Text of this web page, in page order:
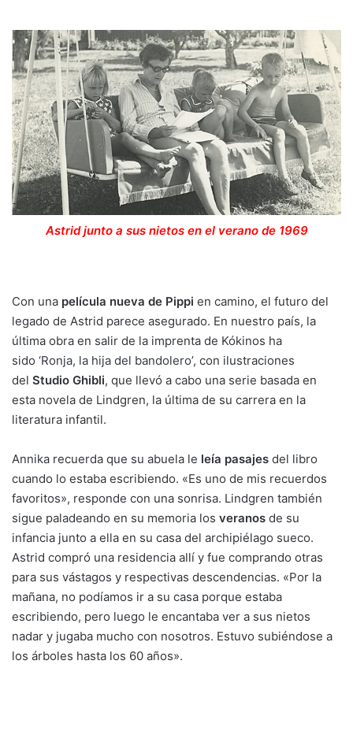
Astrid junto a sus nietos en el verano de 1969
Con una película nueva de Pippi en camino, el futuro del
legado de Astrid parece asegurado. En nuestro país, la
última obra en salir de la imprenta de Kókinos ha
sido ‘Ronja, la hija del bandolero’, con ilustraciones
del Studio Ghibli, que llevó a cabo una serie basada en
esta novela de Lindgren, la última de su carrera en la
literatura infantil.
Annika recuerda que su abuela le leía pasajes del libro
cuando lo estaba escribiendo. «Es uno de mis recuerdos
favoritos», responde con una sonrisa. Lindgren también
sigue paladeando en su memoria los veranos de su
infancia junto a ella en su casa del archipiélago sueco.
Astrid compró una residencia allí y fue comprando otras
para sus vástagos y respectivas descendencias. «Por la
mañana, no podíamos ir a su casa porque estaba
escribiendo, pero luego le encantaba ver a sus nietos
nadar y jugaba mucho con nosotros. Estuvo subiéndose a
los árboles hasta los 60 años».